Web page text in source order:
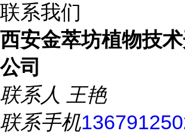
联系我们
西安金萃坊植物技
公司
联系人 王艳
联系手机